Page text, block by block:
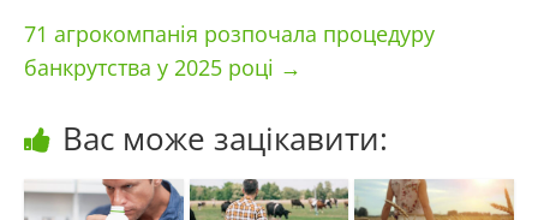
71 агрокомпанія розпочала процедуру
банкрутства у 2025 році →
Вас може зацікавити: